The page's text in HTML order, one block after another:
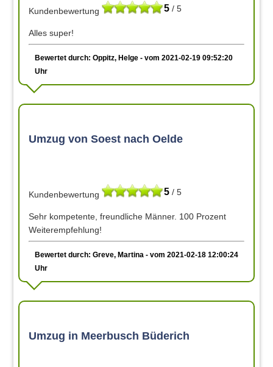
5 / 5
Kundenbewertung
Alles super!
Bewertet durch: Oppitz, Helge - vom 2021-02-19 09:52:20
Uhr
Umzug von Soest nach Oelde
5 / 5
Kundenbewertung
Sehr kompetente, freundliche Männer. 100 Prozent
Weiterempfehlung!
Bewertet durch: Greve, Martina - vom 2021-02-18 12:00:24
Uhr
Umzug in Meerbusch Büderich